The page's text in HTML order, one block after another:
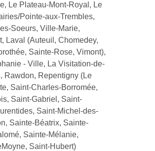
Le Plateau-Mont-Royal, Le
Pointe-aux-Trembles,
Soeurs, Ville-Marie,
Laval (Auteuil, Chomedey,
Sainte-Rose, Vimont),
- Ville, La Visitation-de-
Rawdon, Repentigny (Le
Saint-Charles-Borromée,
Saint-Gabriel, Saint-
Saint-Michel-des-
Sainte-Béatrix, Sainte-
Sainte-Mélanie,
Saint-Hubert)